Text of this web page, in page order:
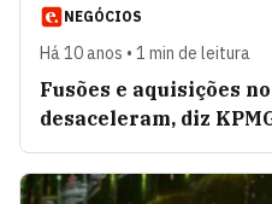
NEGÓCIOS
Há 10 anos • 1 min de leitura
Fusões e aquisições
desaceleram, diz